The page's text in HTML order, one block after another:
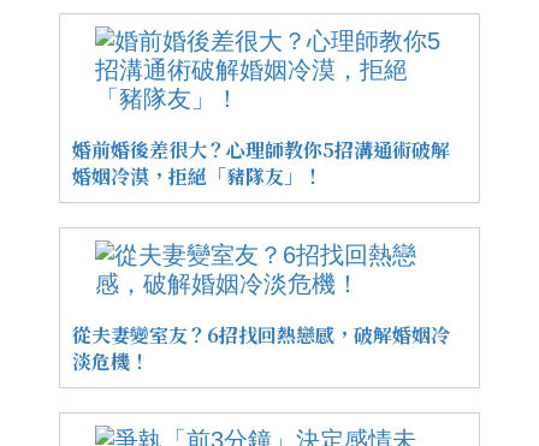
婚前婚後差很大？心理師教你5招溝通術破解
婚姻冷漠，拒絕「豬隊友」！
從夫妻變室友？6招找回熱戀感，破解婚姻冷
淡危機！